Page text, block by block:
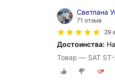
Светлана
71 отзыв
29
Достоинства:
Товар — SAT